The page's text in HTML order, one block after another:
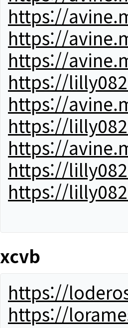
https://
https://
https://
https://
https://
https://
https://
https://
https://
xcvb
https://
https://